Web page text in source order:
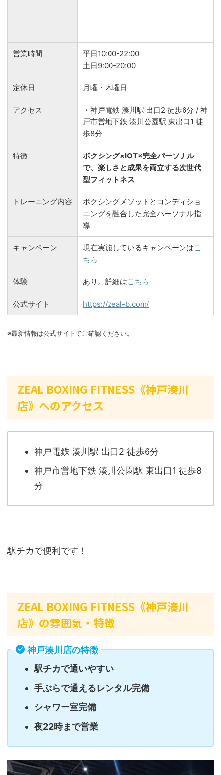
営業時間
平日10:00-22:00
土日9:00-20:00
定休日 月曜・木曜日
アクセス
・神戸電鉄 湊川駅 出口2 徒歩6分 / 神
戸市営地下鉄 湊川公園駅 東出口1 徒
歩8分
特徴
ボクシング×IOT×完全パーソナル
で、楽しさと成果を両立する次世代
型フィットネス
トレーニング内容
ボクシングメソッドとコンディショ
ニングを融合した完全パーソナル指
導
キャンペーン 現在実施しているキャンペーンはこ
ちら
体験 あり。詳細はこちら
公式サイト https://zeal-b.com/
※最新情報は公式サイトでご確認ください。
ZEAL BOXING FITNESS《神戸湊川
店》へのアクセス
神戸電鉄 湊川駅 出口2 徒歩6分
神戸市営地下鉄 湊川公園駅 東出口1 徒歩8
分
駅チカで便利です！
ZEAL BOXING FITNESS《神戸湊川
店》の雰囲気・特徴
神戸湊川店の特徴
駅チカで通いやすい
手ぶらで通えるレンタル完備
シャワー室完備
夜22時まで営業